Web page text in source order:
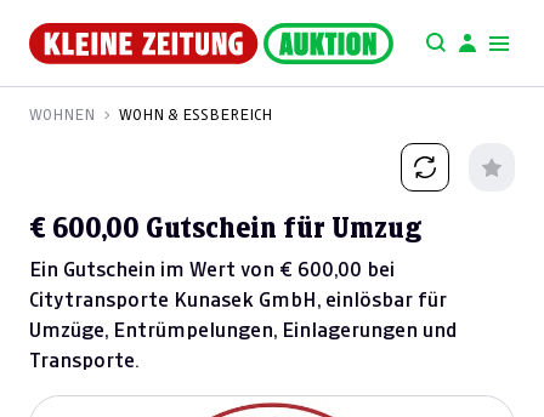
WOHNEN WOHN & ESSBEREICH
€ 600,00 Gutschein für Umzug
Ein Gutschein im Wert von € 600,00 bei
Citytransporte Kunasek GmbH, einlösbar für
Umzüge, Entrümpelungen, Einlagerungen und
Transporte.